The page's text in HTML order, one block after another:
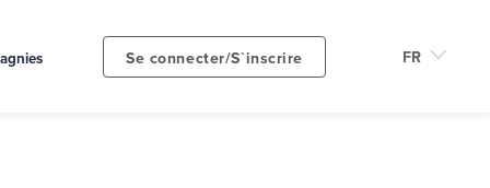
Se connecter/S`inscrire